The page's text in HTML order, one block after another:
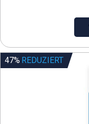
47% REDUZIERT